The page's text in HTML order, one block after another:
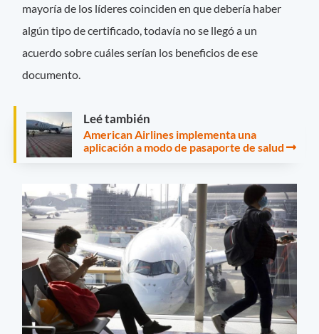
mayoría de los líderes coinciden en que debería haber
algún tipo de certificado, todavía no se llegó a un
acuerdo sobre cuáles serían los beneficios de ese
documento.
Leé también
American Airlines implementa una
aplicación a modo de pasaporte de salud